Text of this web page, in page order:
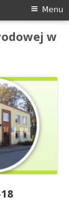
w
Menu